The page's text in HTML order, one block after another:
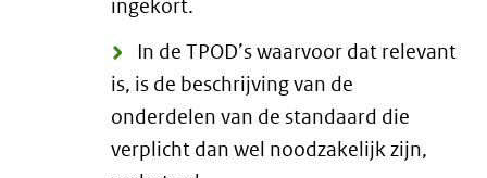
ingekort.
In de TPOD’s waarvoor dat relevant
is, is de beschrijving van de
onderdelen van de standaard die
verplicht dan wel noodzakelijk zijn,